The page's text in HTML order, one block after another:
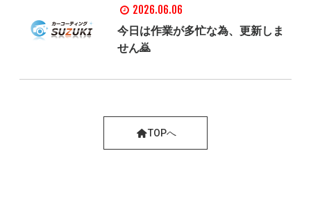
2026.06.06
今日は作業が多忙な為、更新しま
せん🙇
TOPへ